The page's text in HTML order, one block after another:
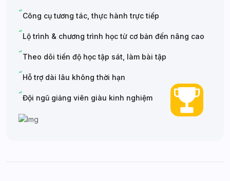
Công cụ tương tác, thực hành trực tiếp
Lộ trình & chương trình học từ cơ bản đến nâng cao
Theo dõi tiến độ học tập sát, làm bài tập
Hỗ trợ dài lâu không thời hạn
Đội ngũ giảng viên giàu kinh nghiệm